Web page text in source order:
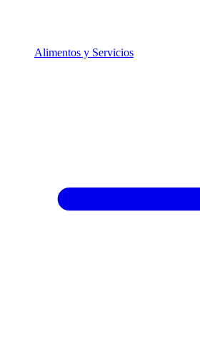
Alimentos y Servicios